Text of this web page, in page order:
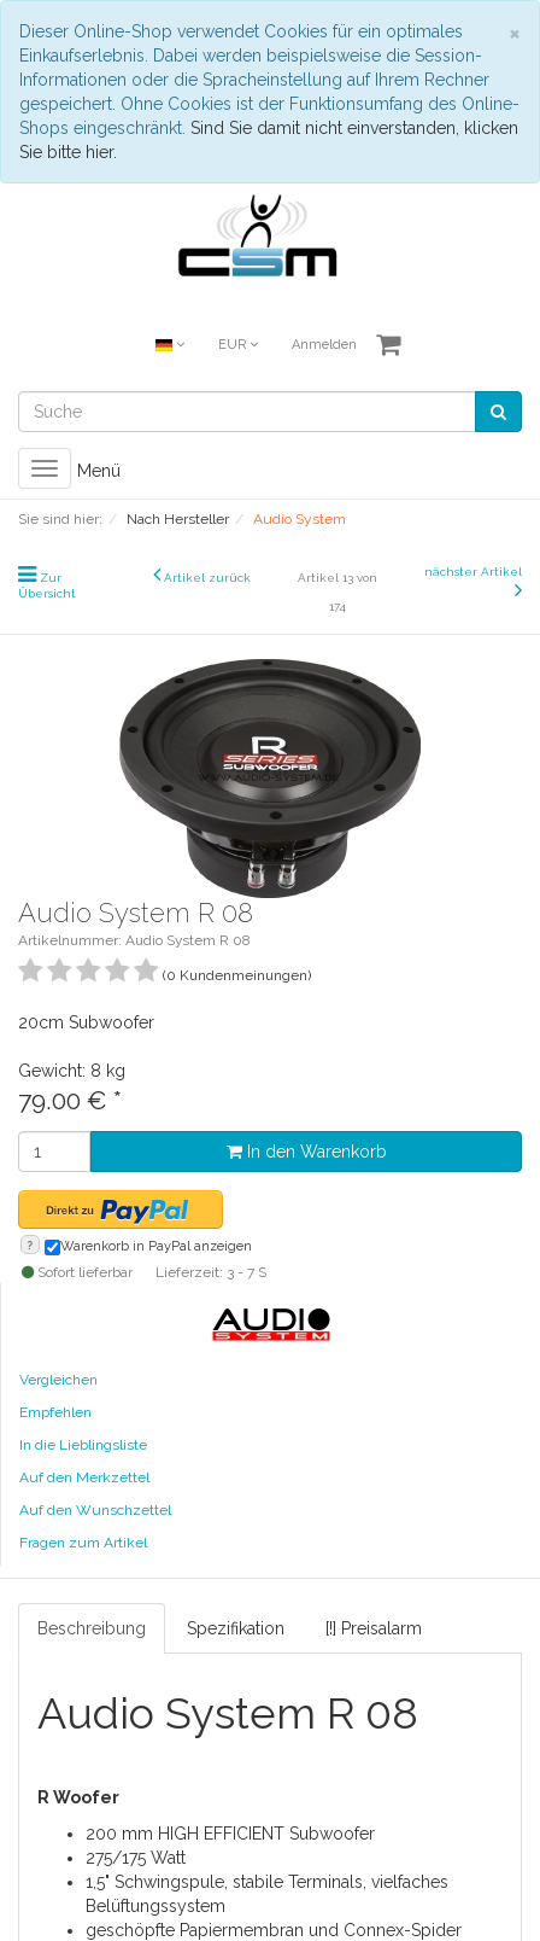
×
Dieser Online-Shop verwendet Cookies für ein optimales
Einkaufserlebnis. Dabei werden beispielsweise die Session-
Informationen oder die Spracheinstellung auf Ihrem Rechner
gespeichert. Ohne Cookies ist der Funktionsumfang des Online-
Shops eingeschränkt. Sind Sie damit nicht einverstanden, klicken
Sie bitte hier.
EUR Anmelden
Toggle
navigation
Menü
Sie sind hier: Nach Hersteller Audio System
Zur
Übersicht
Artikel zurück Artikel 13 von
174
nächster Artikel
Audio System R 08
Artikelnummer: Audio System R 08
(0 Kundenmeinungen)
20cm Subwoofer
Gewicht: 8 kg
79.00 € *
In den Warenkorb
? Warenkorb in PayPal anzeigen
Sofort lieferbar Lieferzeit: 3 - 7 S
Vergleichen
Empfehlen
In die Lieblingsliste
Auf den Merkzettel
Auf den Wunschzettel
Fragen zum Artikel
Beschreibung Spezifikation [!] Preisalarm
Audio System R 08
R Woofer
200 mm HIGH EFFICIENT Subwoofer
275/175 Watt
1,5" Schwingspule, stabile Terminals, vielfaches
Belüftungssystem
geschöpfte Papiermembran und Connex-Spider